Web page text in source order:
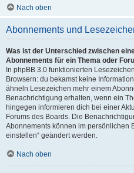
Nach oben
Abonnements und
Was ist der Unterschied zwischen
Abonnements für ein Thema oder
In phpBB 3.0 funktionierten
Browsern: du bekamst keine
ähneln Lesezeichen mehr einem
Benachrichtigung erhalten, wenn ein
hingegen informieren dich bei einer
Forums des Boards. Die
Abonnements können im persönlichen
einstellen“ geändert werden.
Nach oben